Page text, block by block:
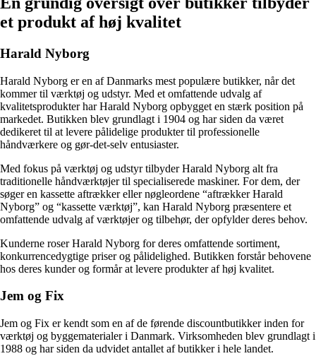
et produkt af høj kvalitet
Harald Nyborg
Harald Nyborg er en af Danmarks mest populære butikker, når det
kommer til værktøj og udstyr. Med et omfattende udvalg af
kvalitetsprodukter har Harald Nyborg opbygget en stærk position på
markedet. Butikken blev grundlagt i 1904 og har siden da været
dedikeret til at levere pålidelige produkter til professionelle
håndværkere og gør-det-selv entusiaster.
Med fokus på værktøj og udstyr tilbyder Harald Nyborg alt fra
traditionelle håndværktøjer til specialiserede maskiner. For dem, der
søger en kassette aftrækker eller nøgleordene “aftrækker Harald
Nyborg” og “kassette værktøj”, kan Harald Nyborg præsentere et
omfattende udvalg af værktøjer og tilbehør, der opfylder deres behov.
Kunderne roser Harald Nyborg for deres omfattende sortiment,
konkurrencedygtige priser og pålidelighed. Butikken forstår behovene
hos deres kunder og formår at levere produkter af høj kvalitet.
Jem og Fix
Jem og Fix er kendt som en af de førende discountbutikker inden for
værktøj og byggematerialer i Danmark. Virksomheden blev grundlagt i
1988 og har siden da udvidet antallet af butikker i hele landet.